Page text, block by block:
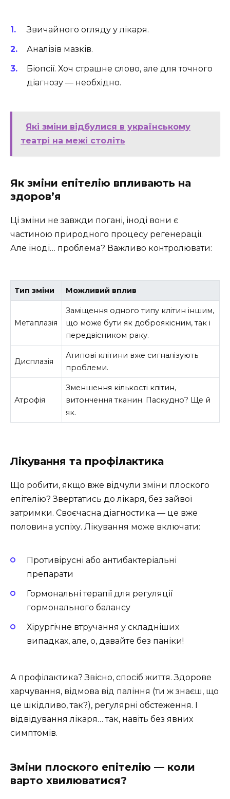
Звичайного огляду у лікаря.
Аналізів мазків.
Біопсії. Хоч страшне слово, але для точного
діагнозу — необхідно.
Які зміни відбулися в українському
театрі на межі століть
Як зміни епітелію впливають на
здоров’я
Ці зміни не завжди погані, іноді вони є
частиною природного процесу регенерації.
Але іноді… проблема? Важливо контролювати:
Тип зміни Можливий вплив
Метаплазія
Заміщення одного типу клітин іншим,
що може бути як доброякісним, так і
передвісником раку.
Дисплазія
Атипові клітини вже сигналізують
проблеми.
Атрофія
Зменшення кількості клітин,
витончення тканин. Паскудно? Ще й
як.
Лікування та профілактика
Що робити, якщо вже відчули зміни плоского
епітелію? Звертатись до лікаря, без зайвої
затримки. Своєчасна діагностика — це вже
половина успіху. Лікування може включати:
Противірусні або антибактеріальні
препарати
Гормональні терапії для регуляції
гормонального балансу
Хірургічне втручання у складніших
випадках, але, о, давайте без паніки!
А профілактика? Звісно, спосіб життя. Здорове
харчування, відмова від паління (ти ж знаєш, що
це шкідливо, так?), регулярні обстеження. І
відвідування лікаря… так, навіть без явних
симптомів.
Зміни плоского епітелію — коли
варто хвилюватися?